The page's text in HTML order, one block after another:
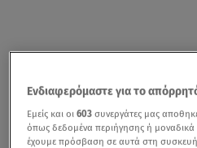
Ενδιαφερόμαστε για το
Εμείς και οι603 συνεργάτες μας
όπως δεδομένα περιήγησης ή μοναδικά
έχουμε πρόσβαση σε αυτά στη συσκευή